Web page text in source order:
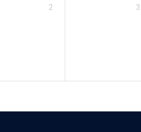
2 3